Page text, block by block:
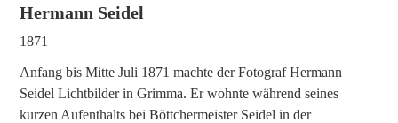
Hermann Seidel
1871
Anfang bis Mitte Juli 1871 machte der Fotograf Hermann
Seidel Lichtbilder in Grimma. Er wohnte während seines
kurzen Aufenthalts bei Böttchermeister Seidel in der